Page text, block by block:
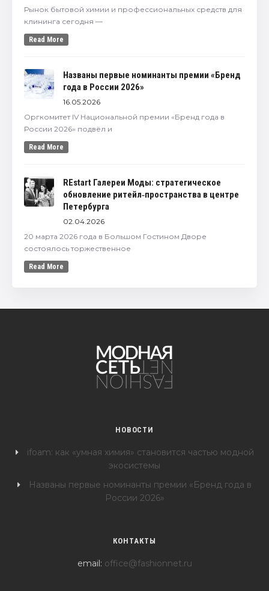
Рынок бытовой химии и профессиональных средств для
клининга сегодня —
Read More
Названы первые номинанты премии «Бренд
года в России 2026»
16.05.2026
Оргкомитет IV Национальной премии «Бренд года в
России 2026» подвёл и
Read More
REstart Галереи Моды: стратегическое
обновление ритейл‑пространства в центре
Петербурга
02.04.2026
20 марта 2026 года в Большом Гостином Дворе
состоялось торжественное
Read More
НОВОСТИ
ifoam: как «умная химия» становится частью модной
экосистемы
Названы первые номинанты премии «Бренд года в
России 2026»
КОНТАКТЫ
email: office@fashionnet.ru